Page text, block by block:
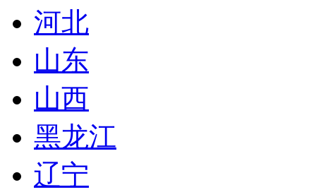
河北
山东
山西
黑龙江
辽宁